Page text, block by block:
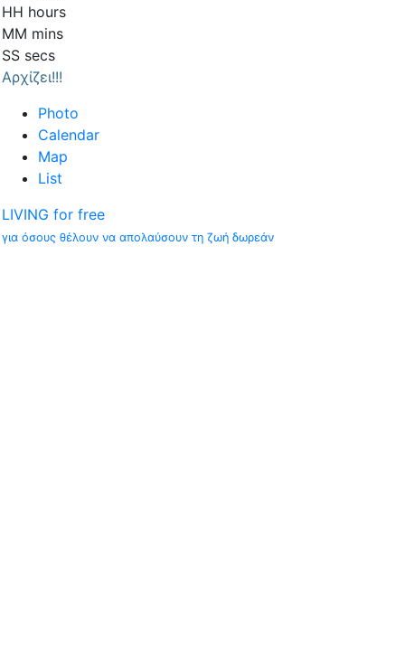
HH hours
MM mins
SS secs
Αρχίζει!!!
Photo
Calendar
Map
List
LIVING for free
για όσους θέλουν να απολαύσουν τη ζωή δωρεάν